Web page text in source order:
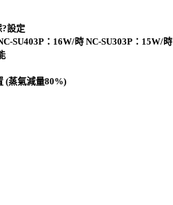
設定
SU403P：16W/時 NC-SU303P：15W/時
(蒸氣減量80%)